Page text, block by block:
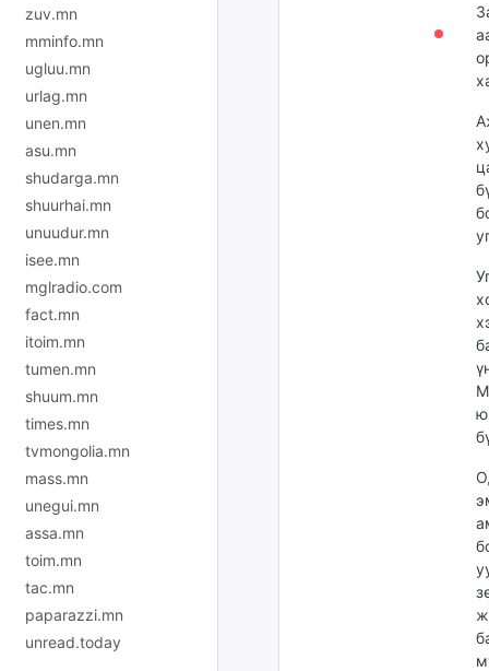
zuv.mn
mminfo.mn
ugluu.mn
urlag.mn
unen.mn
asu.mn
shudarga.mn
shuurhai.mn
unuudur.mn
isee.mn
mglradio.com
fact.mn
itoim.mn
tumen.mn
shuum.mn
times.mn
tvmongolia.mn
mass.mn
unegui.mn
assa.mn
toim.mn
tac.mn
paparazzi.mn
unread.today